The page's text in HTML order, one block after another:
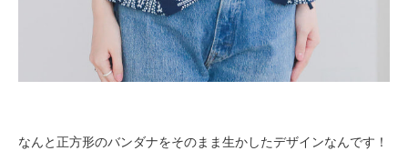
なんと正方形のバンダナをそのまま生かしたデザインなんです！